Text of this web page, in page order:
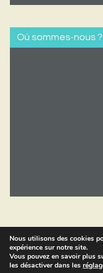
Où sommes-nous ?
Copyright © 2026
Landré.Tous droits
Nous utilisons des cookies
expérience sur notre site.
Vous pouvez en savoir plus
les désactiver dans les